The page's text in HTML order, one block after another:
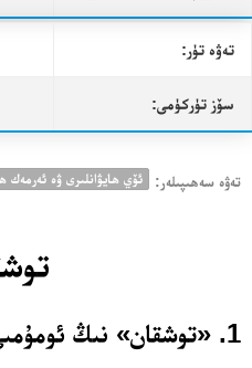
تەۋە تۈر:
سۆز تۈركۈمى:
تەۋە سەھىپىلەر: ئۆي ھايۋانلىرى ۋە ئەرمەك
1. «توشقان» نىڭ ئومۇمىي تونۇشتۇرۇلۇشى